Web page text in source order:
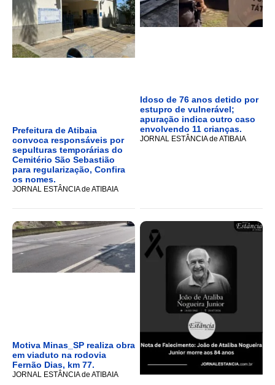
Prefeitura de Atibaia
convoca responsáveis por
sepulturas temporárias do
Cemitério São Sebastião
para regularização, Confira
os nomes.
JORNAL ESTÂNCIA de ATIBAIA
Idoso de 76 anos detido por
estupro de vulnerável;
apuração indica outro caso
envolvendo 11 crianças.
JORNAL ESTÂNCIA de ATIBAIA
Motiva Minas_SP realiza obra
em viaduto na rodovia
Fernão Dias, km 77.
JORNAL ESTÂNCIA de ATIBAIA